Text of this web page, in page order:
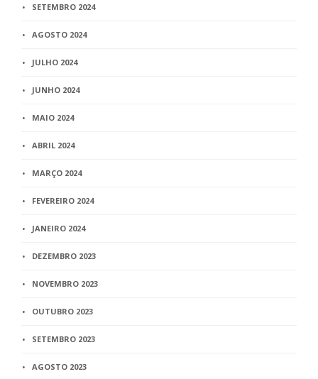
SETEMBRO 2024
AGOSTO 2024
JULHO 2024
JUNHO 2024
MAIO 2024
ABRIL 2024
MARÇO 2024
FEVEREIRO 2024
JANEIRO 2024
DEZEMBRO 2023
NOVEMBRO 2023
OUTUBRO 2023
SETEMBRO 2023
AGOSTO 2023